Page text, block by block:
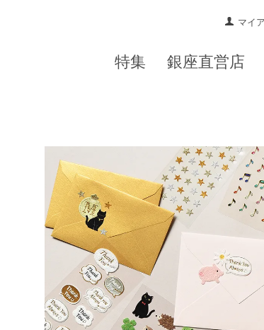
マイ
特集 銀座直営店